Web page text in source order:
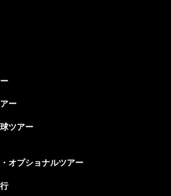
ー
ツアー
オプショナルツアー